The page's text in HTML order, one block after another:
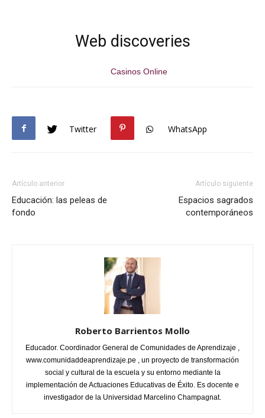
Web discoveries
Casinos Online
Twitter WhatsApp
Artículo anterior
Educación: las peleas de
fondo
Artículo siguiente
Espacios sagrados
contemporáneos
Roberto Barrientos Mollo
Educador. Coordinador General de Comunidades de Aprendizaje ,
www.comunidaddeaprendizaje.pe , un proyecto de transformación
social y cultural de la escuela y su entorno mediante la
implementación de Actuaciones Educativas de Éxito. Es docente e
investigador de la Universidad Marcelino Champagnat.